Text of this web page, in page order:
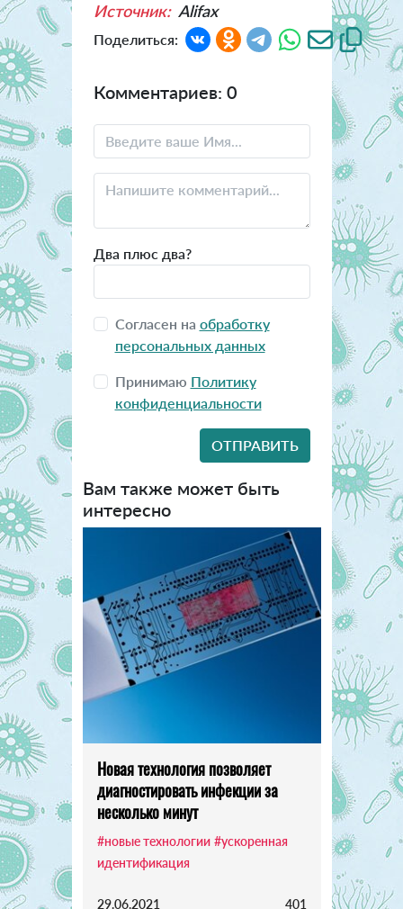
Источник: Alifax
Поделиться:
Комментариев: 0
Два плюс два?
Согласен на обработку
персональных данных
Принимаю Политику
конфиденциальности
Вам также может быть
интересно
Новая технология позволяет
диагностировать инфекции за
несколько минут
#новые технологии #ускоренная
идентификация
29.06.2021 401